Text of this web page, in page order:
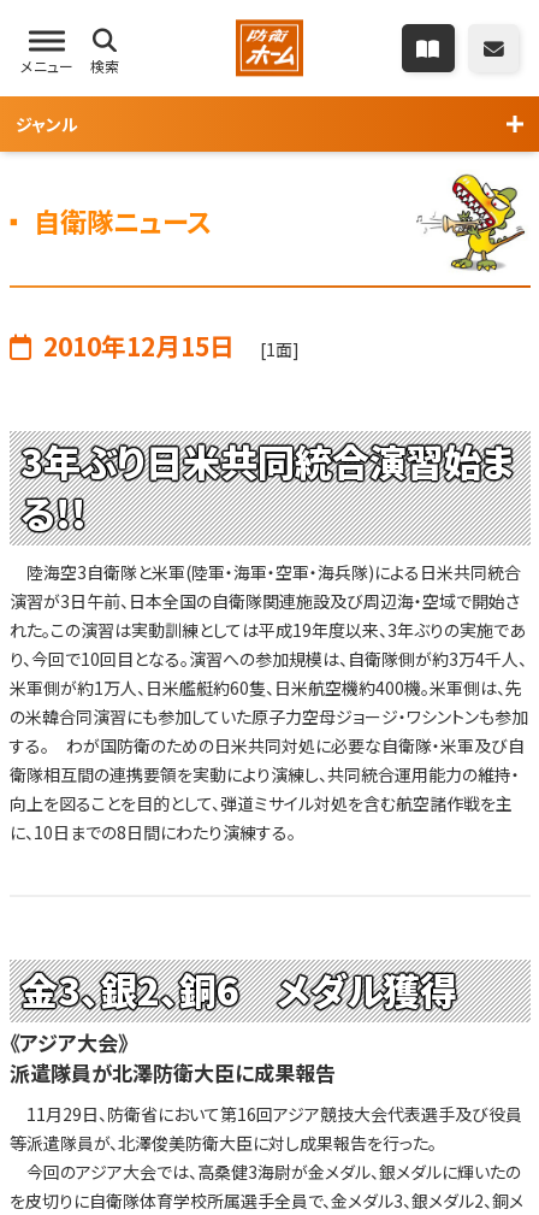
メニュー 検索
ジャンル
自衛隊ニュース
2010年12月15日 [1面]
3年ぶり日米共同統合演習始ま
る!!
陸海空3自衛隊と米軍(陸軍・海軍・空軍・海兵隊)による日米共同統合
演習が3日午前、日本全国の自衛隊関連施設及び周辺海・空域で開始さ
れた。この演習は実動訓練としては平成19年度以来、3年ぶりの実施であ
り、今回で10回目となる。演習への参加規模は、自衛隊側が約3万4千人、
米軍側が約1万人、日米艦艇約60隻、日米航空機約400機。米軍側は、先
の米韓合同演習にも参加していた原子力空母ジョージ・ワシントンも参加
する。 わが国防衛のための日米共同対処に必要な自衛隊・米軍及び自
衛隊相互間の連携要領を実動により演練し、共同統合運用能力の維持・
向上を図ることを目的として、弾道ミサイル対処を含む航空諸作戦を主
に、10日までの8日間にわたり演練する。
金3、銀2、銅6 メダル獲得
《アジア大会》
派遣隊員が北澤防衛大臣に成果報告
11月29日、防衛省において第16回アジア競技大会代表選手及び役員
等派遣隊員が、北澤俊美防衛大臣に対し成果報告を行った。
今回のアジア大会では、高桑健3海尉が金メダル、銀メダルに輝いたの
を皮切りに自衛隊体育学校所属選手全員で、金メダル3、銀メダル2、銅メ